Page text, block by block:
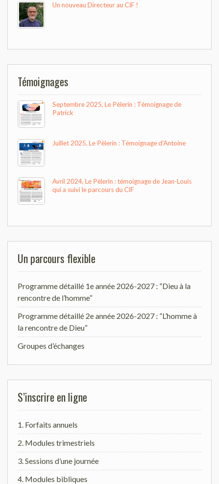
Un nouveau Directeur au CIF !
Témoignages
Septembre 2025, Le Pèlerin : Témoignage de
Patrick
Juillet 2025, Le Pèlerin : Témoignage d’Antoine
Avril 2024, Le Pèlerin : témoignage de Jean-Louis
qui a suivi le parcours du CIF
Un parcours flexible
Programme détaillé 1e année 2026-2027 : “Dieu à la
rencontre de l’homme”
Programme détaillé 2e année 2026-2027 : “L’homme à
la rencontre de Dieu”
Groupes d’échanges
S’inscrire en ligne
1. Forfaits annuels
2. Modules trimestriels
3. Sessions d’une journée
4. Modules bibliques